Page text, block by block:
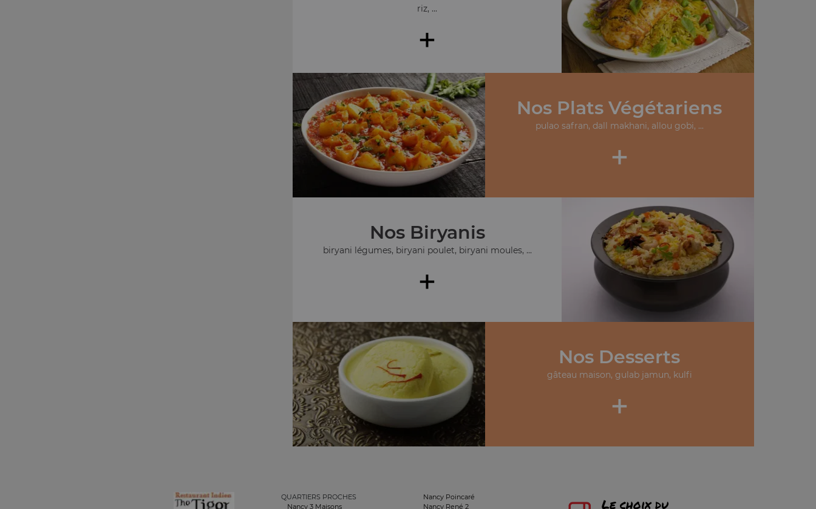
riz, ...
+
Nos Plats Végétariens
pulao safran, dall makhani, allou gobi, ...
+
Nos Biryanis
biryani légumes, biryani poulet, biryani moules, ...
+
Nos Desserts
gâteau maison, gulab jamun, kulfi
+
QUARTIERS PROCHES
Nancy 3 Maisons
Nancy Poincaré
Nancy René 2
Le choix du